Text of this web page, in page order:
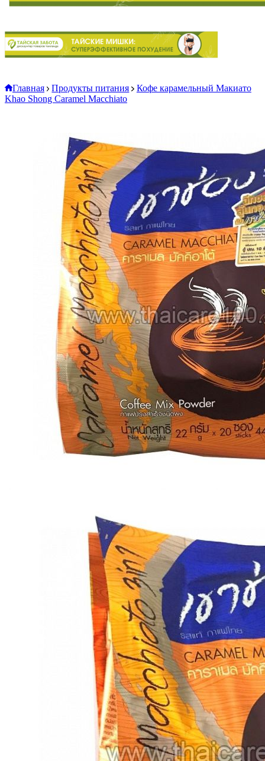
Главная Продукты питания
Кофе карамельный Макиато
Khao Shong Caramel Macchiato